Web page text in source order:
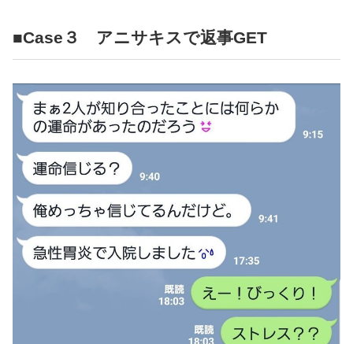
■Case３ アニサキスで返事GET